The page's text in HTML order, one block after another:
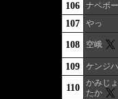
106 ナベボー
107 やっ
108 空峨
109 ケンジ
110
かみじ
たか